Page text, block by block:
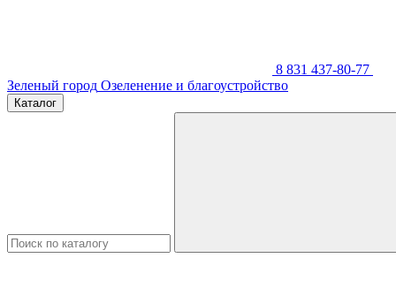
8 831 437-80-77
Зеленый город Озеленение и благоустройство
Каталог